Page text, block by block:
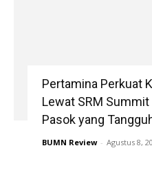
Pertamina Perkuat
Lewat SRM Summit
Pasok yang
BUMN Review - Agustus 8,